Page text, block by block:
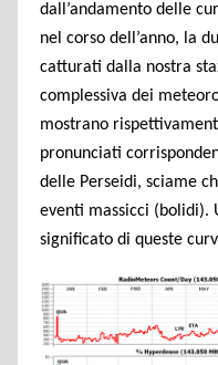
dall’andamento delle
nel corso dell’anno, la
catturati dalla nostra
complessiva dei
mostrano
pronunciati
delle Perseidi, sciame
eventi massicci (bolidi).
significato di queste